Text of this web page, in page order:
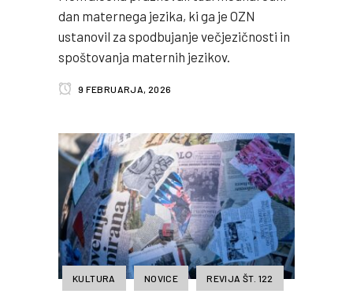
dan maternega jezika, ki ga je OZN
ustanovil za spodbujanje večjezičnosti in
spoštovanja maternih jezikov.
9 FEBRUARJA, 2026
KULTURA NOVICE REVIJA ŠT. 122